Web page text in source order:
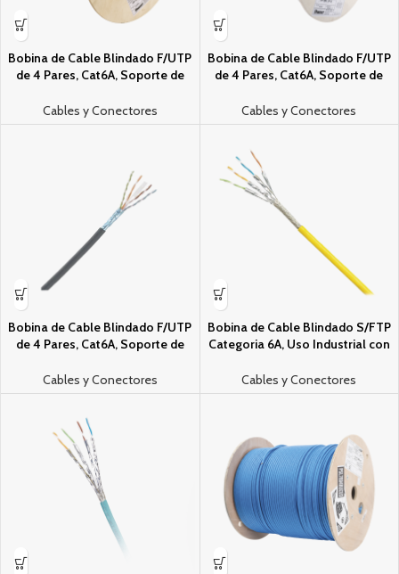
Bobina de Cable Blindado F/UTP
de 4 Pares, Cat6A, Soporte de
(Libre de Gases Toxicos), Color
Azul, 305m
Cables y Conectores
Bobina de Cable Blindado F/UTP
de 4 Pares, Cat6A, Soporte de
(Libre de Gases Toxicos), Color
Blanco, 305m
Cables y Conectores
Bobina de Cable Blindado F/UTP
de 4 Pares, Cat6A, Soporte de
(Libre de Gases Toxicos), Color
Negro, Para Interior, 305m
Cables y Conectores
Bobina de Cable Blindado S/FTP
Categori­a 6A, Uso Industrial con
Abrasion, Multifilar (Flexible),
Color Amarillo, Bobina de 500m
Cables y Conectores